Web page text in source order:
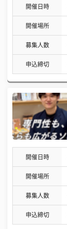
開催日時
開催場所
募集人数
申込締切
開催日時
開催場所
募集人数
申込締切